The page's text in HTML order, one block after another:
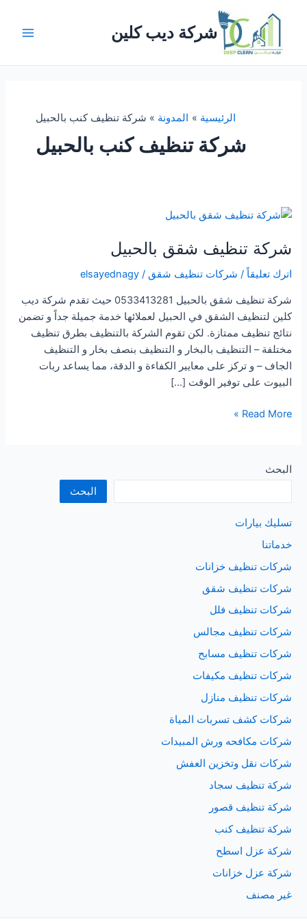
شركة ديب كلين
الرئيسية المدونة شركة تنظيف كنب بالحبيل
شركة تنظيف كنب بالحبيل
شركة تنظيف شقق بالحبيل
اترك تعليقاً / شركات تنظيف شقق /
elsayednagy
شركة تنظيف شقق بالحبيل 0533413281 حيث تقدم شركة ديب
كلين لتنظيف الشقق في الحبيل لعملائها خدمة جميلة جداً و تضمن
نتائج تنظيف ممتازة. لكن تقوم الشركة بالتنظيف بطرق تنظيف
مختلفة – التنظيف بالبخار و التنظيف بنصف بخار و التنظيف
الجاف – و تركز على معايير الكفاءة و الدقة، مما يساعد ربات
البيوت على توفير الوقت […]
شركة
بالحبيل
Read More »
البحث
البحث
تسليك بيارات
خدماتنا
شركات تنظيف خزانات
شركات تنظيف شقق
شركات تنظيف فلل
شركات تنظيف مجالس
شركات تنظيف مسابح
شركات تنظيف مكيفات
شركات تنظيف منازل
شركات كشف تسربات المياة
شركات مكافحه ورش المبيدات
شركات نقل وتخزين العفش
شركة تنظيف سجاد
شركة تنظيف قصور
شركة تنظيف كنب
شركة عزل اسطح
شركة عزل خزانات
غير مصنف